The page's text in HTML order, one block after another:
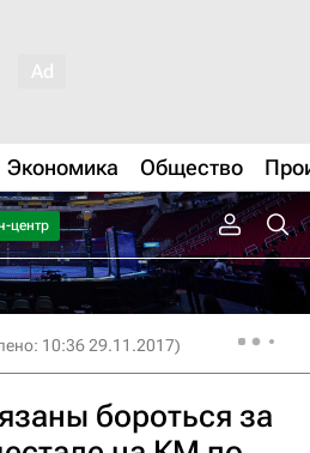
Экономика Общество
центр
10:36 29.11.2017)
бороться за